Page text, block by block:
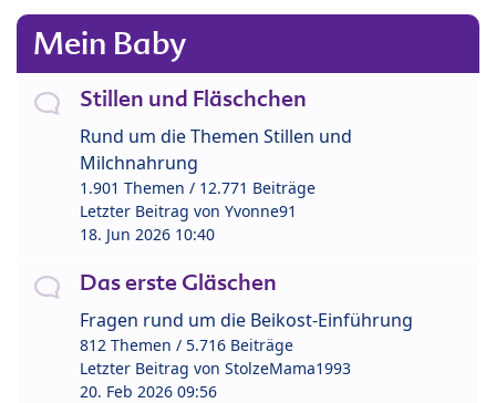
Mein Baby
Stillen und Fläschchen
Rund um die Themen Stillen und
Milchnahrung
1.901 Themen / 12.771 Beiträge
Letzter Beitrag von Yvonne91
18. Jun 2026 10:40
Das erste Gläschen
Fragen rund um die Beikost-Einführung
812 Themen / 5.716 Beiträge
Letzter Beitrag von StolzeMama1993
20. Feb 2026 09:56